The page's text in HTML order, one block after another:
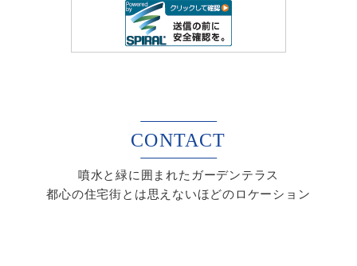
CONTACT
噴水と緑に囲まれたガーデンテラス
都心の住宅街とは思えないほどのロケーション